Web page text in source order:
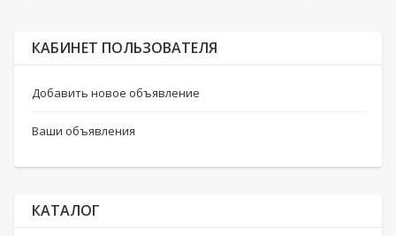
КАБИНЕТ ПОЛЬЗОВАТЕЛЯ
Добавить новое объявление
Ваши объявления
КАТАЛОГ